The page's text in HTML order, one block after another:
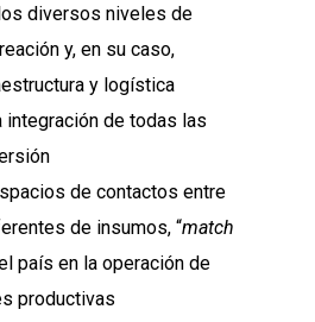
diversos niveles de
y, en su caso,
y logística
integración de todas las
de contactos entre
de insumos, “match
país en la operación de
productivas